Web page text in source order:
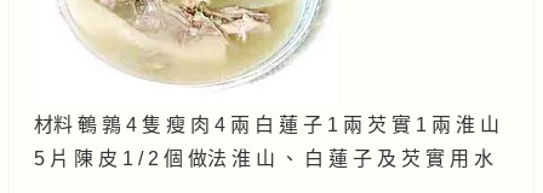
材料 鵪 鶉 4 隻 瘦 肉 4 兩 白 蓮 子 1 兩 芡 實 1 兩 淮 山
5 片 陳 皮 1 / 2 個 做法 淮 山 、 白 蓮 子 及 芡 實 用 水